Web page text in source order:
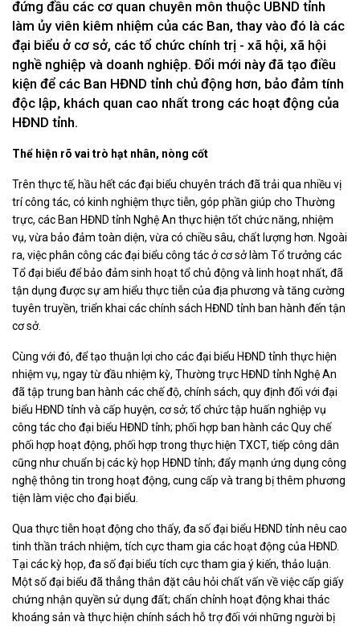
đứng đầu các cơ quan chuyên môn thuộc UBND tỉnh
làm ủy viên kiêm nhiệm của các Ban, thay vào đó là các
đại biểu ở cơ sở, các tổ chức chính trị - xã hội, xã hội
nghề nghiệp và doanh nghiệp. Đổi mới này đã tạo điều
kiện để các Ban HĐND tỉnh chủ động hơn, bảo đảm tính
độc lập, khách quan cao nhất trong các hoạt động của
HĐND tỉnh.
Thể hiện rõ vai trò hạt nhân, nòng cốt
Trên thực tế, hầu hết các đại biểu chuyên trách đã trải qua nhiều vị
trí công tác, có kinh nghiệm thực tiễn, góp phần giúp cho Thường
trực, các Ban HĐND tỉnh Nghệ An thực hiện tốt chức năng, nhiệm
vụ, vừa bảo đảm toàn diện, vừa có chiều sâu, chất lượng hơn. Ngoài
ra, việc phân công các đại biểu công tác ở cơ sở làm Tổ trưởng các
Tổ đại biểu để bảo đảm sinh hoạt tổ chủ động và linh hoạt nhất, đã
tận dụng được sự am hiểu thực tiễn của địa phương và tăng cường
tuyên truyền, triển khai các chính sách HĐND tỉnh ban hành đến tận
cơ sở.
Cùng với đó, để tạo thuận lợi cho các đại biểu HĐND tỉnh thực hiện
nhiệm vụ, ngay từ đầu nhiệm kỳ, Thường trực HĐND tỉnh Nghệ An
đã tập trung ban hành các chế độ, chính sách, quy định đối với đại
biểu HĐND tỉnh và cấp huyện, cơ sở; tổ chức tập huấn nghiệp vụ
công tác cho đại biểu HĐND tỉnh; phối hợp ban hành các Quy chế
phối hợp hoạt động, phối hợp trong thực hiện TXCT, tiếp công dân
cũng như chuẩn bị các kỳ họp HĐND tỉnh; đẩy mạnh ứng dụng công
nghệ thông tin trong hoạt động, cung cấp và trang bị thêm phương
tiện làm việc cho đại biểu.
Qua thực tiễn hoạt động cho thấy, đa số đại biểu HĐND tỉnh nêu cao
tinh thần trách nhiệm, tích cực tham gia các hoạt động của HĐND.
Tại các kỳ họp, đa số đại biểu tích cực tham gia ý kiến, thảo luận.
Một số đại biểu đã thẳng thắn đặt câu hỏi chất vấn về việc cấp giấy
chứng nhận quyền sử dụng đất; chấn chỉnh hoạt động khai thác
khoáng sản và thực hiện chính sách hỗ trợ đối với những người bị